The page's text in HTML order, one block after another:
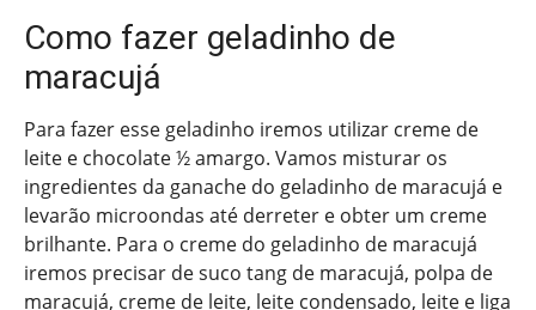
Como fazer geladinho de
maracujá
Para fazer esse geladinho iremos utilizar creme de
leite e chocolate ½ amargo. Vamos misturar os
ingredientes da ganache do geladinho de maracujá e
levarão microondas até derreter e obter um creme
brilhante. Para o creme do geladinho de maracujá
iremos precisar de suco tang de maracujá, polpa de
maracujá, creme de leite, leite condensado, leite e liga